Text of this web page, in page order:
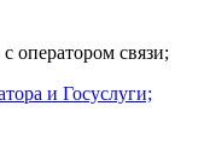
оператором связи;
и Госуслуги;